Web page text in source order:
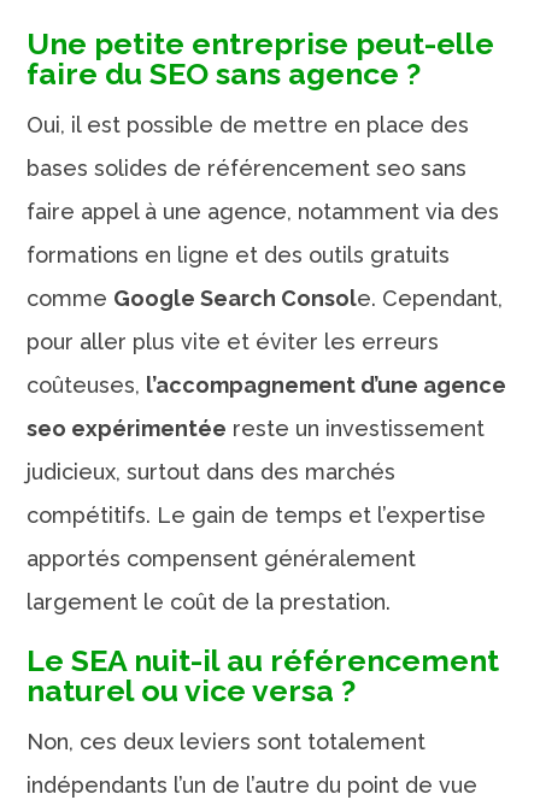
Une petite entreprise peut-elle
faire du SEO sans agence ?
Oui, il est possible de mettre en place des
bases solides de référencement seo sans
faire appel à une agence, notamment via des
formations en ligne et des outils gratuits
comme Google Search Console. Cependant,
pour aller plus vite et éviter les erreurs
coûteuses, l’accompagnement d’une agence
seo expérimentée reste un investissement
judicieux, surtout dans des marchés
compétitifs. Le gain de temps et l’expertise
apportés compensent généralement
largement le coût de la prestation.
Le SEA nuit-il au référencement
naturel ou vice versa ?
Non, ces deux leviers sont totalement
indépendants l’un de l’autre du point de vue